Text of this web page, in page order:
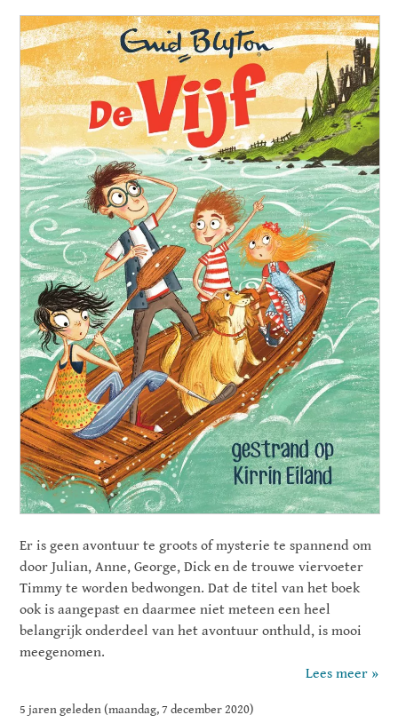
Er is geen avontuur te groots of mysterie te spannend om
door Julian, Anne, George, Dick en de trouwe viervoeter
Timmy te worden bedwongen. Dat de titel van het boek
ook is aangepast en daarmee niet meteen een heel
belangrijk onderdeel van het avontuur onthuld, is mooi
meegenomen.
Lees meer »
5 jaren geleden (maandag, 7 december 2020)